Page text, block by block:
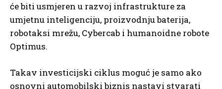
će biti usmjeren u razvoj infrastrukture za
umjetnu inteligenciju, proizvodnju baterija,
robotaksi mrežu, Cybercab i humanoidne robote
Optimus.
Takav investicijski ciklus moguć je samo ako
osnovni automobilski biznis nastavi stvarati